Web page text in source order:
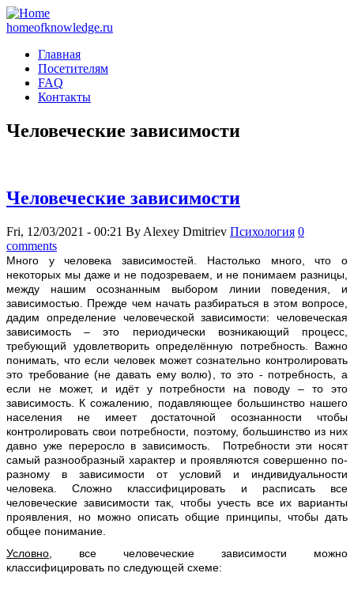
homeofknowledge.ru
Главная
Посетителям
FAQ
Контакты
Человеческие зависимости
Человеческие зависимости
Fri, 12/03/2021 - 00:21 By Alexey Dmitriev Психология 0
comments
Много у человека зависимостей. Настолько много, что о
некоторых мы даже и не подозреваем, и не понимаем разницы,
между нашим осознанным выбором линии поведения, и
зависимостью. Прежде чем начать разбираться в этом вопросе,
дадим определение человеческой зависимости: человеческая
зависимость – это периодически возникающий процесс,
требующий удовлетворить определённую потребность. Важно
понимать, что если человек может сознательно контролировать
это требование (не давать ему волю), то это - потребность, а
если не может, и идёт у потребности на поводу – то это
зависимость. К сожалению, подавляющее большинство нашего
населения не имеет достаточной осознанности чтобы
контролировать свои потребности, поэтому, большинство из них
давно уже переросло в зависимость. Потребности эти носят
самый разнообразный характер и проявляются совершенно по-
разному в зависимости от условий и индивидуальности
человека. Сложно классифицировать и расписать все
человеческие зависимости так, чтобы учесть все их варианты
проявления, но можно описать общие принципы, чтобы дать
общее понимание.
Условно, все человеческие зависимости можно
классифицировать по следующей схеме: